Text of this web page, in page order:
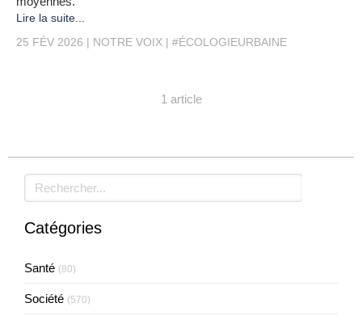
Lire la suite...
25 FÉV 2026
NOTRE VOIX #ÉCOLOGIEURBAINE
1 article
Rechercher
Catégories
Santé (80)
Société (570)